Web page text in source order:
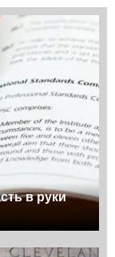
в руки